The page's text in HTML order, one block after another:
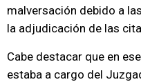
malversación debido a
la adjudicación de las
Cabe destacar que en
estaba a cargo del